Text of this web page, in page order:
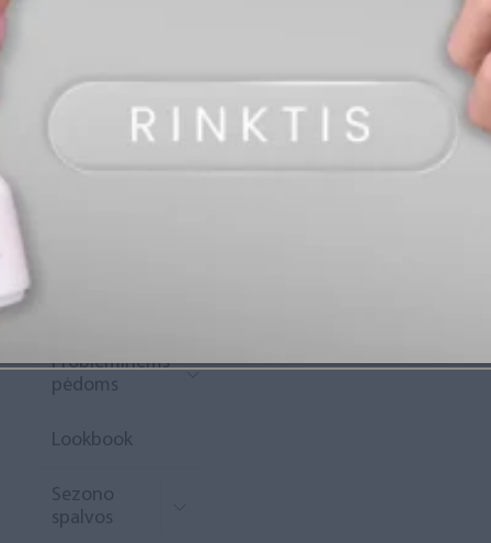
Rewards“
Probleminėms
pėdoms
Lookbook
Sezono
spalvos